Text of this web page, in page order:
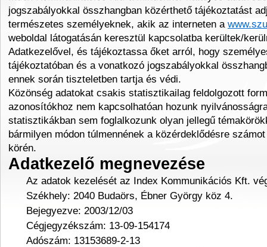
jogszabályokkal összhangban közérthető tájékoztatást
természetes személyeknek, akik az interneten a
weboldal látogatásán keresztül kapcsolatba kerültek/
Adatkezelővel, és tájékoztassa őket arról, hogy
tájékoztatóban és a vonatkozó jogszabályokkal
ennek során tiszteletben tartja és védi.
Közönség adatokat csakis statisztikailag feldolgozott
azonosítókhoz nem kapcsolhatóan hozunk
statisztikákban sem foglalkozunk olyan jellegű
bármilyen módon túlmennének a közérdeklődésre
körén.
Adatkezelő megnevezése
Az adatok kezelését az Index Kommunikációs Kft.
Székhely: 2040 Budaörs, Ébner György köz 4.
Bejegyezve: 2003/12/03
Cégjegyzékszám: 13-09-154174
Adószám: 13153689-2-13